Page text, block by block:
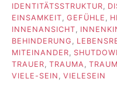
IDENTITÄTSSTRUKTUR,
EINSAMKEIT, GEFÜHLE ,
INNENANSICHT,
BEHINDERUNG ,
MITEINANDER,
TRAUER, TRAUMA,
VIELE-SEIN , VIELESEIN